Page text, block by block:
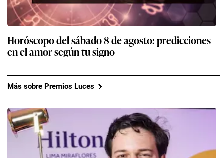
Horóscopo del sábado 8 de agosto: predicciones
en el amor según tu signo
Más sobre Premios Luces